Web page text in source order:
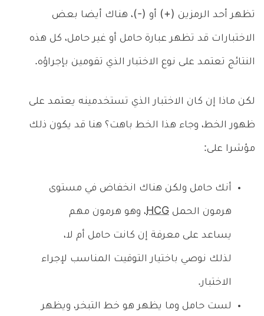
تظهر أحد الرمزين (+) أو (-)، هناك أيضا بعض
الاختبارات قد تظهر عبارة حامل أو غير حامل، كل هذه
النتائج تعتمد على نوع الاختبار الذي تقومين بإجراؤه.
لكن ماذا إن كان الاختبار الذي تستخدمينه يعتمد على
ظهور الخط، وجاء هذا الخط باهت؟ هنا قد يكون ذلك
مؤشرا على:
أنك حامل ولكن هناك انخفاض في مستوى
هرمون الحمل HCG، وهو هرمون مهم
يساعد على معرفة إن كانت حامل أم لا،
لذلك نوصي باختيار التوقيت المناسب لإجراء
الاختبار.
لست حامل وما يظهر هو خط التبخر، ويظهر